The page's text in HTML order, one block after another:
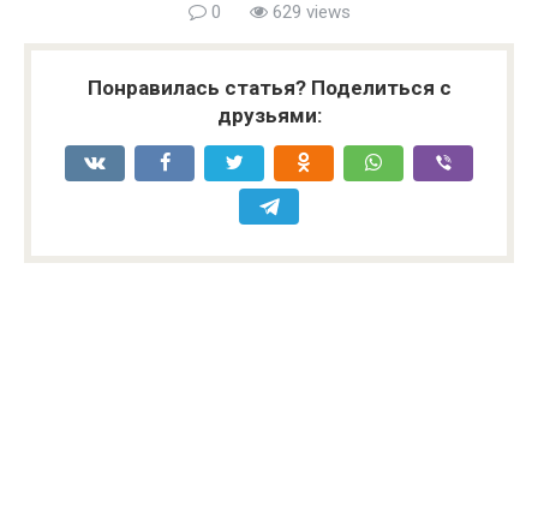
0 629 views
Понравилась статья? Поделиться с
друзьями: